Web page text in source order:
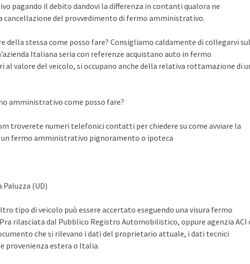
pagando il debito dandovi la differenza in contanti qualora ne
cancellazione del provvedimento di fermo amministrativo.
della stessa come posso fare? Consigliamo caldamente di collegarvi sul
Italiana seria con referenze acquistano auto in fermo
valore del veicolo, si occupano anche della relativa rottamazione di
amministrativo come posso fare?
troverete numeri telefonici contatti per chiedere su come avviare la
fermo amministrativo pignoramento o ipoteca
(UD)
tipo di veicolo può essere accertato eseguendo una visura fermo
rilasciata dal Pubblico Registro Automobilistico, oppure agenzia ACI
che si rilevano i dati del proprietario attuale, i dati tecnici
provenienza estera o Italia.